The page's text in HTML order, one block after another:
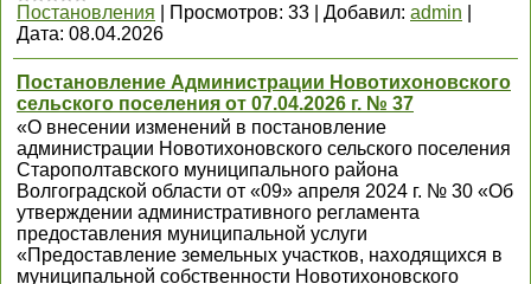
Постановления
Просмотров: 33 Добавил: admin
Дата: 08.04.2026
Постановление Администрации Новотихоновского
сельского поселения от 07.04.2026 г. № 37
«О внесении изменений в постановление
администрации Новотихоновского сельского поселения
Старополтавского муниципального района
Волгоградской области от «09» апреля 2024 г. № 30 «Об
утверждении административного регламента
предоставления муниципальной услуги
«Предоставление земельных участков, находящихся в
муниципальной собственности Новотихоновского